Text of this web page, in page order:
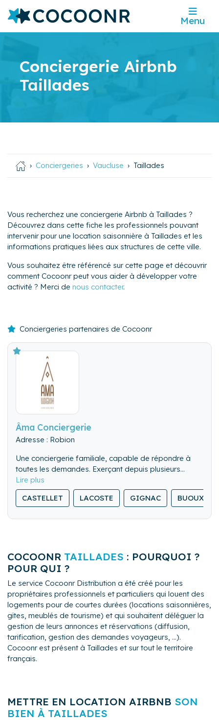
Menu
Conciergerie Airbnb
Taillades
Conciergeries Vaucluse Taillades
Vous recherchez une conciergerie Airbnb à Taillades ?
Découvrez dans cette fiche les professionnels pouvant
intervenir pour une location saisonnière à Taillades et les
informations pratiques liées aux structures de cette ville.
Vous souhaitez être référencé sur cette page et découvrir
comment Cocoonr peut vous aider à développer votre
activité ? Merci de nous contacter.
Conciergeries partenaires de Cocoonr
Âma Conciergerie
Adresse : Robion
Une conciergerie familiale, capable de répondre à
toutes les demandes. Exerçant depuis plusieurs
années sur le secteur du Luberon en Immobilier, notre
connaissance sera un réel atout pour vous guider tout
au long de votre projet.
CASTELLET LACOSTE GIGNAC BUOUX
COCOONR TAILLADES : POURQUOI ?
POUR QUI ?
Le service Cocoonr Distribution a été créé pour les
propriétaires professionnels et particuliers qui louent des
logements pour de courtes durées (locations saisonnières,
gîtes, meublés de tourisme) et qui souhaitent déléguer la
gestion de leurs annonces et réservations (diffusion,
tarification, gestion des demandes voyageurs, ...).
Cocoonr est présent à Taillades et sur tout le territoire
français.
METTRE EN LOCATION AIRBNB SON
BIEN À TAILLADES